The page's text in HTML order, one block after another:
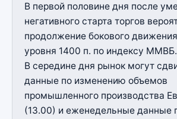
В первой половине дня после
негативного старта торгов
продолжение бокового
уровня 1400 п. по индексу ММВБ.
В середине дня рынок могут
данные по изменению объемов
промышленного производства
(13.00) и еженедельные данные